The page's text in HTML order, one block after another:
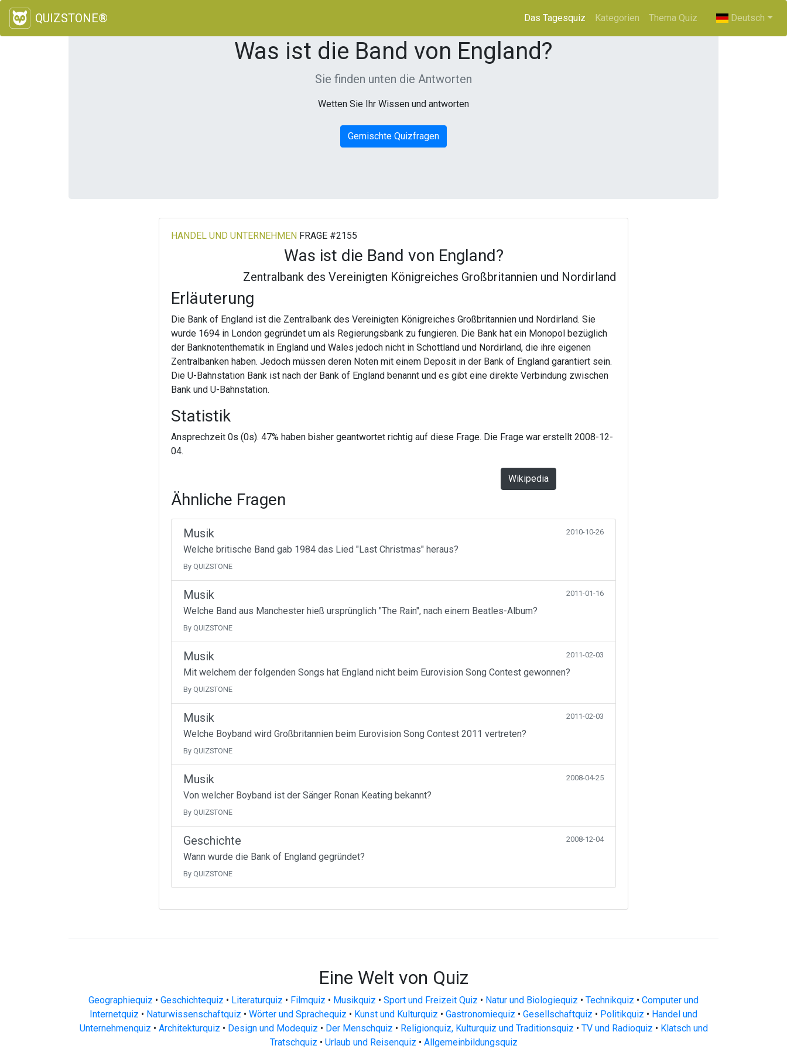
QUIZSTONE® Das Tagesquiz (current)
Kategorien Thema Quiz Deutsch
Was ist die Band von England?
Sie finden unten die Antworten
Wetten Sie Ihr Wissen und antworten
Gemischte Quizfragen
HANDEL UND UNTERNEHMENFRAGE #2155
Was ist die Band von England?
Zentralbank des Vereinigten Königreiches Großbritannien und Nordirland
Erläuterung
Die Bank of England ist die Zentralbank des Vereinigten Königreiches Großbritannien und Nordirland. Sie
wurde 1694 in London gegründet um als Regierungsbank zu fungieren. Die Bank hat ein Monopol bezüglich
der Banknotenthematik in England und Wales jedoch nicht in Schottland und Nordirland, die ihre eigenen
Zentralbanken haben. Jedoch müssen deren Noten mit einem Deposit in der Bank of England garantiert sein.
Die U-Bahnstation Bank ist nach der Bank of England benannt und es gibt eine direkte Verbindung zwischen
Bank und U-Bahnstation.
Statistik
Ansprechzeit 0s (0s). 47% haben bisher geantwortet richtig auf diese Frage. Die Frage war erstellt 2008-12-
04.
Wikipedia
Ähnliche Fragen
Musik 2010-10-26
Welche britische Band gab 1984 das Lied "Last Christmas" heraus?
By QUIZSTONE
Musik 2011-01-16
Welche Band aus Manchester hieß ursprünglich "The Rain", nach einem Beatles-Album?
By QUIZSTONE
Musik 2011-02-03
Mit welchem der folgenden Songs hat England nicht beim Eurovision Song Contest gewonnen?
By QUIZSTONE
Musik 2011-02-03
Welche Boyband wird Großbritannien beim Eurovision Song Contest 2011 vertreten?
By QUIZSTONE
Musik 2008-04-25
Von welcher Boyband ist der Sänger Ronan Keating bekannt?
By QUIZSTONE
Geschichte 2008-12-04
Wann wurde die Bank of England gegründet?
By QUIZSTONE
Eine Welt von Quiz
Geographiequiz • Geschichtequiz • Literaturquiz • Filmquiz • Musikquiz • Sport und Freizeit Quiz • Natur und Biologiequiz • Technikquiz • Computer und
Internetquiz • Naturwissenschaftquiz • Wörter und Sprachequiz • Kunst und Kulturquiz • Gastronomiequiz • Gesellschaftquiz • Politikquiz • Handel und
Unternehmenquiz • Architekturquiz • Design und Modequiz • Der Menschquiz • Religionquiz, Kulturquiz und Traditionsquiz • TV und Radioquiz • Klatsch und
Tratschquiz • Urlaub und Reisenquiz • Allgemeinbildungsquiz